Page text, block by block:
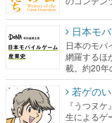
日本モ
日本のモバ
網羅するほ
載。約20年
若ゲの
『うつヌ
生によるゲ